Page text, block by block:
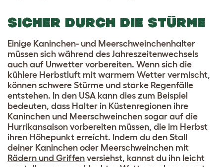
SICHER DURCH DIE STÜRME
Einige Kaninchen- und Meerschweinchenhalter
müssen sich während des Jahreszeitenwechsels
auch auf Unwetter vorbereiten. Wenn sich die
kühlere Herbstluft mit warmem Wetter vermischt,
können schwere Stürme und starke Regenfälle
entstehen. In den USA kann dies zum Beispiel
bedeuten, dass Halter in Küstenregionen ihre
Kaninchen und Meerschweinchen sogar auf die
Hurrikansaison vorbereiten müssen, die im Herbst
ihren Höhepunkt erreicht. Indem du den Stall
deiner Kaninchen oder Meerschweinchen mit
Rädern und Griffen versiehst, kannst du ihn leicht